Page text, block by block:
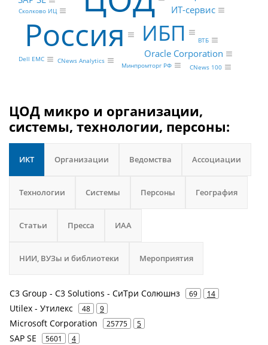
Россия ИБП
ИТ-сервис
Oracle Corporation
Dell EMC CNews Analytics
ВТБ
Минпромторг РФ
Сколково ИЦ
CNews 100
ЦОД микро и организации,
системы, технологии, персоны:
ИКТ Организации Ведомства Ассоциации
Технологии Системы Персоны География
Статьи Пресса ИАА
НИИ, ВУЗы и библиотеки Мероприятия
C3 Group - C3 Solutions - СиТри Солюшнз 69 14
Utilex - Утилекс 48 9
Microsoft Corporation 25775 5
SAP SE 5601 4